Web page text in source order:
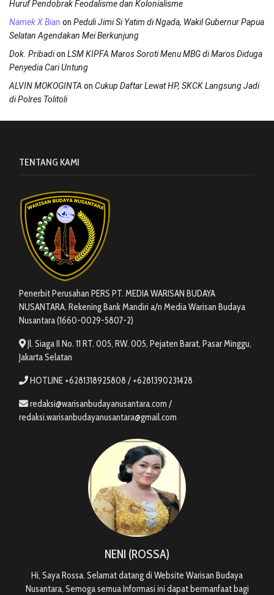
Huruf Pendobrak Feodalisme dan Kolonialisme
Namek X Bian on Peduli Jimi Si Yatim di Ngada, Wakil Gubernur Papua
Selatan Agendakan Mei Berkunjung
Dok. Pribadion LSM KIPFA Maros Soroti Menu MBG di Maros Diduga
Penyedia Cari Untung
ALVIN MOKOGINTA on Cukup Daftar Lewat HP, SKCK Langsung Jadi
di Polres Tolitoli
TENTANG KAMI
Penerbit Perusahan PERS PT. MEDIA WARISAN BUDAYA
NUSANTARA. Rekening Bank Mandiri a/n Media Warisan Budaya
Nusantara (1660-0029-5807-2)
Jl. Siaga II No. 11 RT. 005, RW. 005, Pejaten Barat, Pasar Minggu,
Jakarta Selatan
HOTLINE +6281318925808 / +6281390231428
redaksi@warisanbudayanusantara.com /
redaksi.warisanbudayanusantara@gmail.com
NENI (ROSSA)
Hi, Saya Rossa. Selamat datang di Website Warisan Budaya
Nusantara, Semoga semua Informasi ini dapat bermanfaat bagi